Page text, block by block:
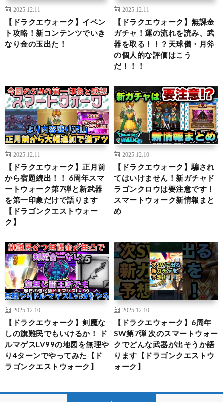
2025.12.11
【ドラクエウォーク】イベン
ト攻略！新コンテンツでいき
なり金の玉出た！
2025.12.11
【ドラクエウォーク】無課金
ガチャ！運の流れを読み、武
器を取る！！？天球儀・月斧
の個人的な評価はこう
だ！！！
2025.12.11
【ドラクエウォーク】正月前
から宿題続出！！ 6周年スマ
ートウォーク第7弾と新武器
を第一印象だけで語ります
【ドラゴンクエストウォー
ク】
2025.12.10
【ドラクエウォーク】騙され
てはいけません！新ガチャド
ラゴンクロウは要注意です！
スマートウォーク新情報まと
め
2025.12.10
【ドラクエウォーク】剣魔な
しの旗難民でもいけるか！ ド
ルマゲスLV99の地図を無理や
り4ターンでやってみた【ド
ラゴンクエストウォーク】
2025.12.10
【ドラクエウォーク】6周年
SW第7弾 次のスマートウォー
クでどんな武器が出そうか語
ります【ドラゴンクエストウ
ォーク】